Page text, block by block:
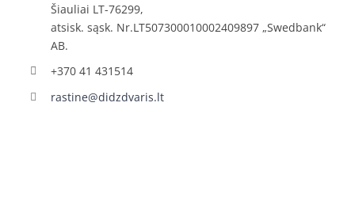
Šiauliai LT-76299,
atsisk. sąsk. Nr.LT507300010002409897 „Swedbank“
AB.
+370 41 431514
rastine@didzdvaris.lt